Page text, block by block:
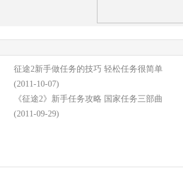
征途2新手做任务的技巧 轻松任务很简单
(2011-10-07)
《征途2》新手任务攻略 国家任务三部曲
(2011-09-29)